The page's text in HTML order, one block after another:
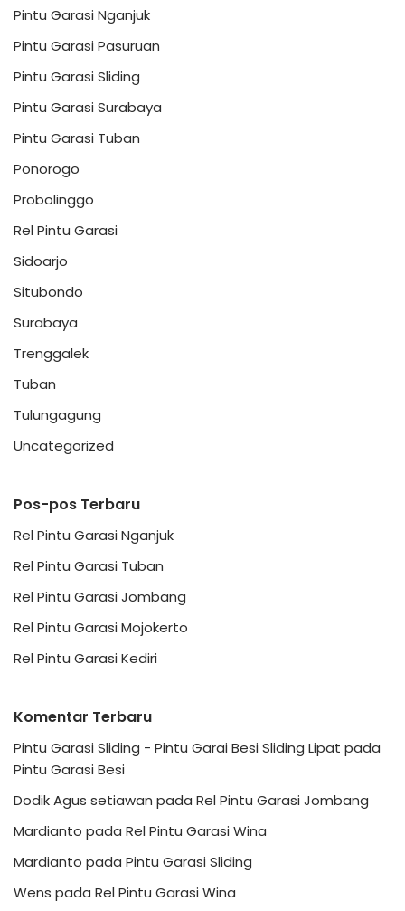
Pintu Garasi Nganjuk
Pintu Garasi Pasuruan
Pintu Garasi Sliding
Pintu Garasi Surabaya
Pintu Garasi Tuban
Ponorogo
Probolinggo
Rel Pintu Garasi
Sidoarjo
Situbondo
Surabaya
Trenggalek
Tuban
Tulungagung
Uncategorized
Pos-pos Terbaru
Rel Pintu Garasi Nganjuk
Rel Pintu Garasi Tuban
Rel Pintu Garasi Jombang
Rel Pintu Garasi Mojokerto
Rel Pintu Garasi Kediri
Komentar Terbaru
Pintu Garasi Sliding - Pintu Garai Besi Sliding Lipat pada
Pintu Garasi Besi
Dodik Agus setiawan pada Rel Pintu Garasi Jombang
Mardianto pada Rel Pintu Garasi Wina
Mardianto pada Pintu Garasi Sliding
Wens pada Rel Pintu Garasi Wina